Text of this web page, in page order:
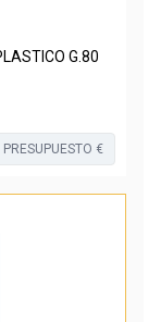
G.80
PRESUPUESTO €